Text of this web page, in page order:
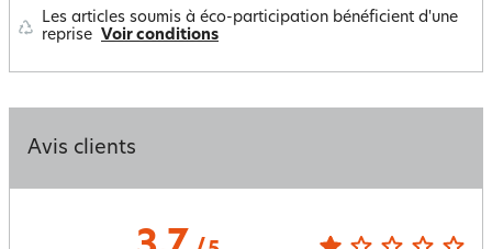
Les articles soumis à éco-participation bénéficient d'une
reprise Voir conditions
Avis clients